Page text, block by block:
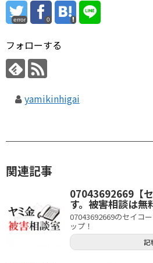
error 0
フォローする
yamikinhigai
関連記事
07043692669【
す。被害相談は無
07043692669のセイコ
ップ！
記